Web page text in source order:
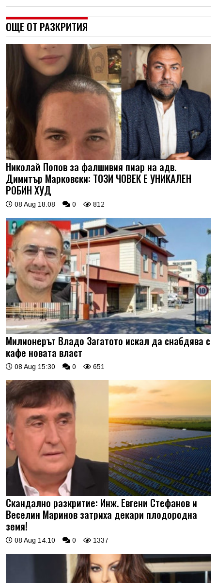
ОЩЕ ОТ РАЗКРИТИЯ
Николай Попов за фалшивия пиар на адв.
Димитър Марковски: ТОЗИ ЧОВЕК Е УНИКАЛЕН
РОБИН ХУД
08 Aug 18:08 0 812
Милионерът Владо Загатото искал да снабдява с
кафе новата власт
08 Aug 15:30 0 651
Скандално разкритие: Инж. Евгени Стефанов и
Веселин Маринов затриха декари плодородна
земя!
08 Aug 14:10 0 1337